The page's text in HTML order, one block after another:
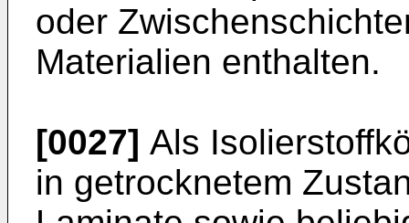
oder
Materialien enthalten.
[0027] Als
in getrocknetem